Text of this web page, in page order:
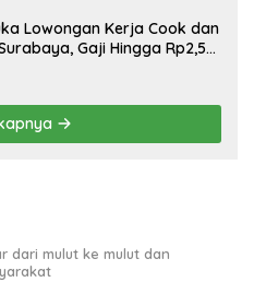
Lowongan Kerja Cook dan
Gaji Hingga Rp2,5
dari mulut ke mulut dan